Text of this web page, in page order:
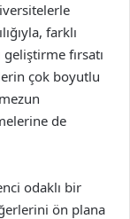
farklı
fırsatı
çok boyutlu
de
odaklı bir
ön plana